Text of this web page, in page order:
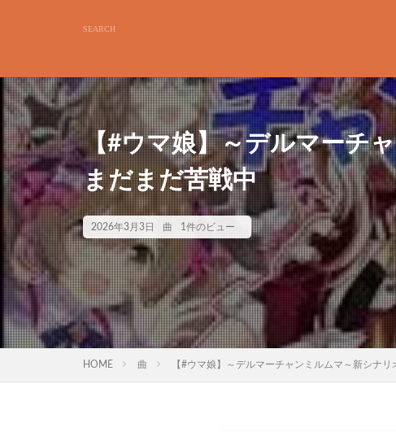
【#ウマ娘】～デルマーチ
まだまだ苦戦中
2026年3月3日 曲 1件のビュー
HOME 曲 【#ウマ娘】～デルマーチャンミルムマ～新シナリ